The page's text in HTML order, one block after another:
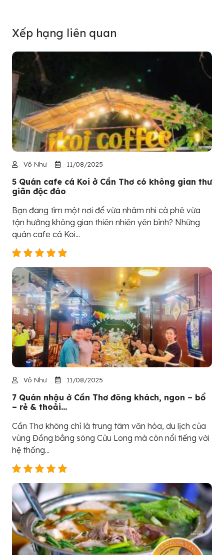
Xếp hạng liên quan
Võ Như 11/08/2025
5 Quán cafe cá Koi ở Cần Thơ có không gian thư
giãn độc đáo
Bạn đang tìm một nơi để vừa nhâm nhi cà phê vừa
tận hưởng không gian thiên nhiên yên bình? Những
quán cafe cá Koi...
Võ Như 11/08/2025
7 Quán nhậu ở Cần Thơ đông khách, ngon – bổ
– rẻ & thoải...
Cần Thơ không chỉ là trung tâm văn hóa, du lịch của
vùng Đồng bằng sông Cửu Long mà còn nổi tiếng với
hệ thống...